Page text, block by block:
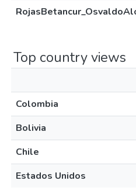
Top country views
Colombia
Bolivia
Chile
Estados Unidos